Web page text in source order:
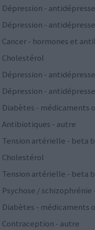
Dépression -
Dépression -
Cancer - hormones et
Cholestérol
Dépression -
Dépression -
Diabètes - médicaments
Antibiotiques - autre
Tension artérielle - beta
Cholestérol
Tension artérielle - beta
Psychose /
Diabètes - médicaments
Contraception - autre